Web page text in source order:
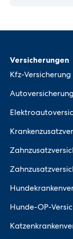
Versicherungen
Kfz-Versicherung
Autoversicherung
Hunde-OP-